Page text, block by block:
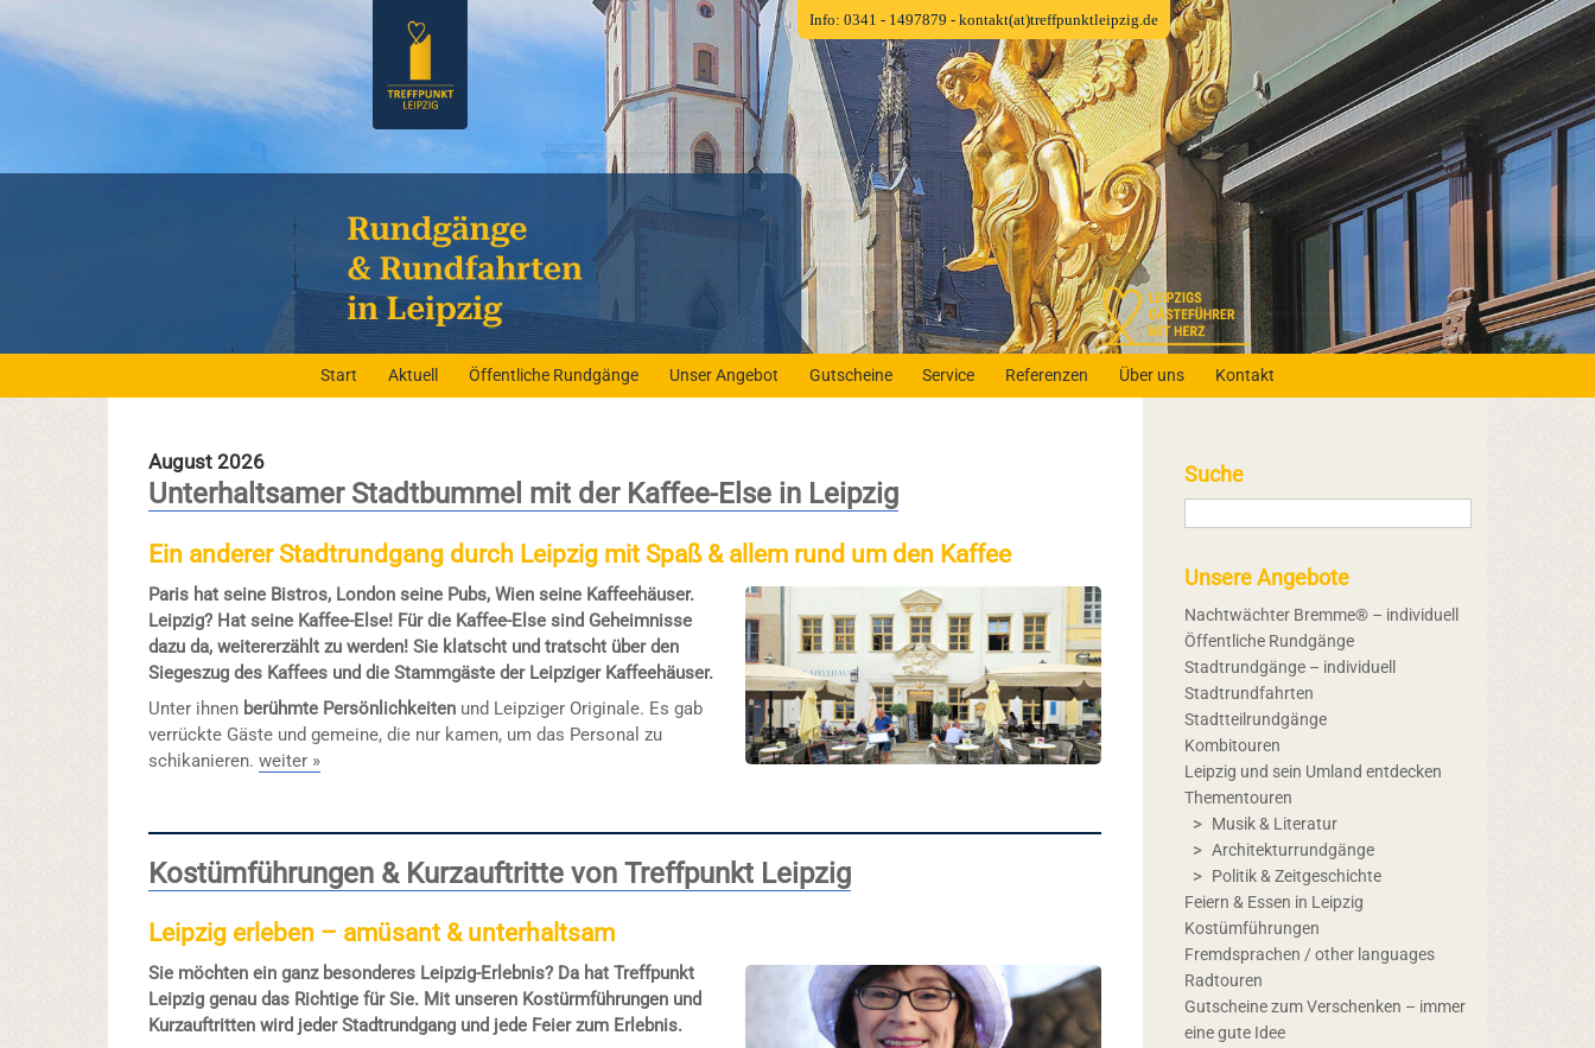
Start Aktuell Öffentliche Rundgänge Unser Angebot Gutscheine Service Referenzen Über uns Kontakt
August 2026
Unterhaltsamer Stadtbummel mit der Kaffee-Else in Leipzig
Ein anderer Stadtrundgang durch Leipzig mit Spaß & allem rund um den Kaffee
Paris hat seine Bistros, London seine Pubs, Wien seine Kaffeehäuser.
Leipzig? Hat seine Kaffee-Else! Für die Kaffee-Else sind Geheimnisse
dazu da, weitererzählt zu werden! Sie klatscht und tratscht über den
Siegeszug des Kaffees und die Stammgäste der Leipziger Kaffeehäuser.
Unter ihnen berühmte Persönlichkeiten und Leipziger Originale. Es gab
verrückte Gäste und gemeine, die nur kamen, um das Personal zu
schikanieren.weiter »
Kostümführungen & Kurzauftritte von Treffpunkt Leipzig
Leipzig erleben – amüsant & unterhaltsam
Sie möchten ein ganz besonderes Leipzig-Erlebnis? Da hat Treffpunkt
Leipzig genau das Richtige für Sie. Mit unseren Kostürmführungen und
Kurzauftritten wird jeder Stadtrundgang und jede Feier zum Erlebnis.
Suche
Unsere Angebote
Nachtwächter Bremme® – individuell
Öffentliche Rundgänge
Stadtrundgänge – individuell
Stadtrundfahrten
Stadtteilrundgänge
Kombitouren
Leipzig und sein Umland entdecken
Thementouren
Musik & Literatur
Architekturrundgänge
Politik & Zeitgeschichte
Feiern & Essen in Leipzig
Kostümführungen
Fremdsprachen / other languages
Radtouren
Gutscheine zum Verschenken – immer
eine gute Idee
Info: 0341 - 1497879 - kontakt(at)treffpunktleipzig.de